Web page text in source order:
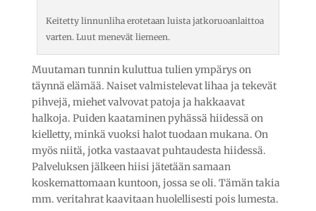
Keitetty linnunliha erotetaan luista jatkoruoanlaittoa
varten. Luut menevät liemeen.
Muutaman tunnin kuluttua tulien ympärys on
täynnä elämää. Naiset valmistelevat lihaa ja tekevät
pihvejä, miehet valvovat patoja ja hakkaavat
halkoja. Puiden kaataminen pyhässä hiidessä on
kielletty, minkä vuoksi halot tuodaan mukana. On
myös niitä, jotka vastaavat puhtaudesta hiidessä.
Palveluksen jälkeen hiisi jätetään samaan
koskemattomaan kuntoon, jossa se oli. Tämän takia
mm. veritahrat kaavitaan huolellisesti pois lumesta.